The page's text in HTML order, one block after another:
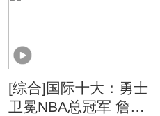
[综合]国际十大：勇士
卫冕NBA总冠军 詹姆